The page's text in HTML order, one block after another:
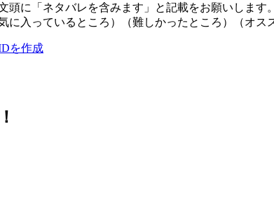
に「ネタバレを含みます」と記載をお願いします。
入っているところ）（難しかったところ）（オス
を作成